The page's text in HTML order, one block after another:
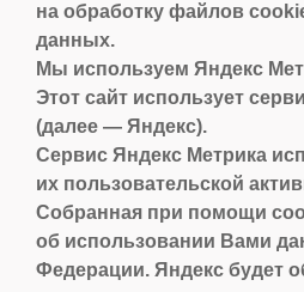
+7
на обработку файлов
данных.
Мы используем Яндекс
Этот сайт использует
(далее — Яндекс).
Сервис Яндекс Метрика
их пользовательской
Собранная при помощи
об использовании Вами
Федерации. Яндекс будет